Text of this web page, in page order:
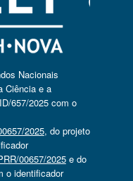
Nacionais
Ciência e a
657/2025 com o
2025, do projeto
00657/2025e do
o identificador